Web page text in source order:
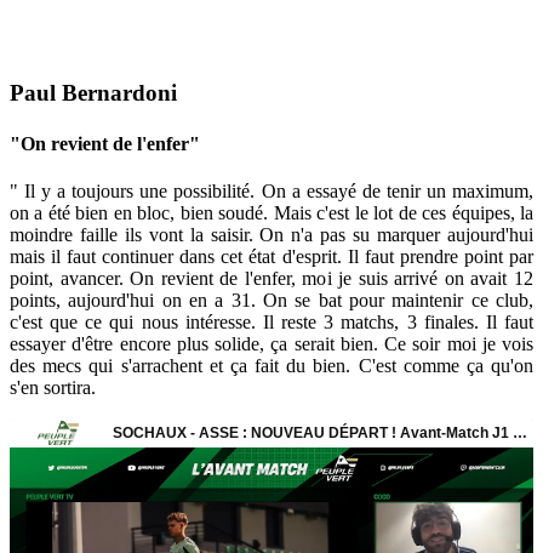
Paul Bernardoni
"On revient de l'enfer"
" Il y a toujours une possibilité. On a essayé de tenir un maximum,
on a été bien en bloc, bien soudé. Mais c'est le lot de ces équipes, la
moindre faille ils vont la saisir. On n'a pas su marquer aujourd'hui
mais il faut continuer dans cet état d'esprit. Il faut prendre point par
point, avancer. On revient de l'enfer, moi je suis arrivé on avait 12
points, aujourd'hui on en a 31. On se bat pour maintenir ce club,
c'est que ce qui nous intéresse. Il reste 3 matchs, 3 finales. Il faut
essayer d'être encore plus solide, ça serait bien. Ce soir moi je vois
des mecs qui s'arrachent et ça fait du bien. C'est comme ça qu'on
s'en sortira.